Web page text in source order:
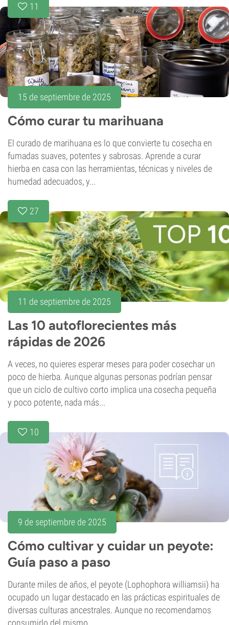
11
15 de septiembre de 2025
Cómo curar tu marihuana
El curado de marihuana es lo que convierte tu cosecha en
fumadas suaves, potentes y sabrosas. Aprende a curar
hierba en casa con las herramientas, técnicas y niveles de
humedad adecuados, y...
27
11 de septiembre de 2025
Las 10 autoflorecientes más
rápidas de 2026
A veces, no quieres esperar meses para poder cosechar un
poco de hierba. Aunque algunas personas podrían pensar
que un ciclo de cultivo corto implica una cosecha pequeña
y poco potente, nada más...
10
9 de septiembre de 2025
Cómo cultivar y cuidar un peyote:
Guía paso a paso
Durante miles de años, el peyote (Lophophora williamsii) ha
ocupado un lugar destacado en las prácticas espirituales de
diversas culturas ancestrales. Aunque no recomendamos